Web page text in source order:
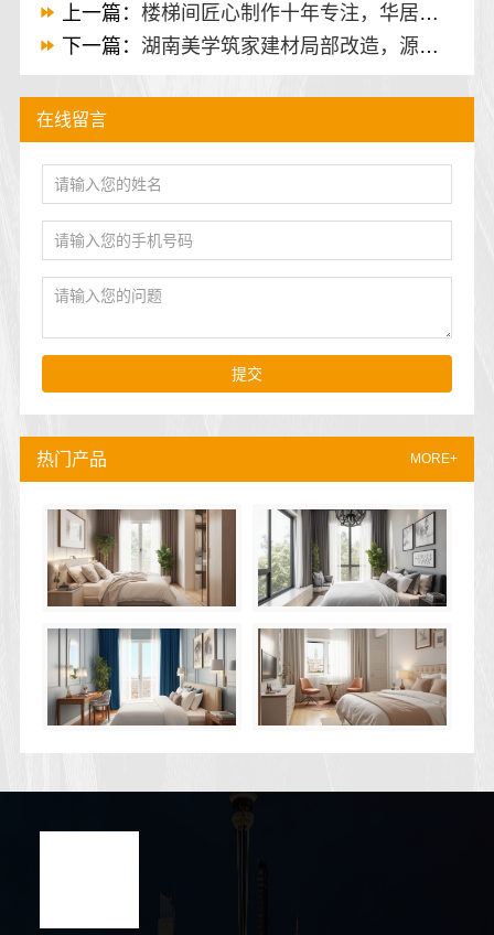
上一篇： 楼梯间匠心制作十年专注，华居不锈钢稳固美观
下一篇： 湖南美学筑家建材局部改造，源头直供建材
热门产品 MORE+
在线留言
提交